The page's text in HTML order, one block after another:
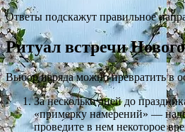
Ответы подскажут правильное
Ритуал встречи Нового
Выбор наряда можно превратить в
За несколько дней до
«примерку намерений» —
проведите в нем некоторое